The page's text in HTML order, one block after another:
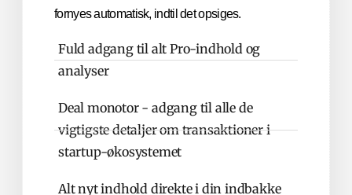
fornyes automatisk, indtil det opsiges.
Fuld adgang til alt Pro-indhold og
analyser
Deal monotor - adgang til alle de
vigtigste detaljer om transaktioner i
startup-økosystemet
Alt nyt indhold direkte i din indbakke